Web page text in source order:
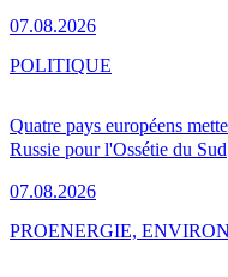
07.08.2026
Quatre pays européens
Russie pour l'Ossétie du Sud
07.08.2026
POLITIQUE
PROENERGIE,